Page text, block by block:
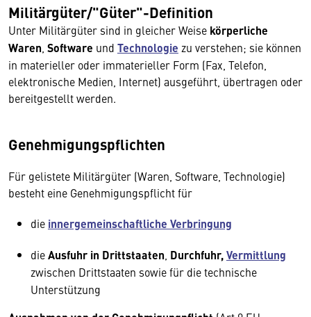
Militärgüter/"Güter"-Definition
Unter Militärgüter sind in gleicher Weise körperliche
Waren Software und Technologie zu verstehen; sie können
in materieller oder immaterieller Form (Fax, Telefon,
elektronische Medien, Internet) ausgeführt, übertragen oder
bereitgestellt werden.
Genehmigungspflichten
Für gelistete Militärgüter (Waren, Software, Technologie)
besteht eine Genehmigungspflicht für
die innergemeinschaftliche Verbringung
dieAusfuhr in Drittstaaten Durchfuhr,Vermittlung
zwischen Drittstaaten sowie für die technische
Unterstützung